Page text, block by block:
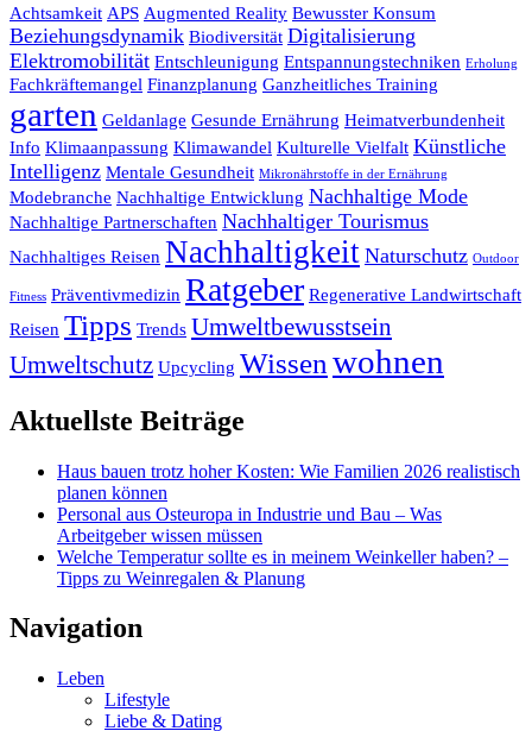
Achtsamkeit APS Augmented Reality Bewusster Konsum
Beziehungsdynamik Biodiversität Digitalisierung
Elektromobilität Entschleunigung Entspannungstechniken Erholung
Fachkräftemangel Finanzplanung Ganzheitliches Training
garten Geldanlage Gesunde Ernährung Heimatverbundenheit
Info Klimaanpassung Klimawandel Kulturelle Vielfalt Künstliche
Intelligenz Mentale Gesundheit Mikronährstoffe in der Ernährung
Modebranche Nachhaltige Entwicklung Nachhaltige Mode
Nachhaltige Partnerschaften Nachhaltiger Tourismus
Nachhaltiges Reisen Nachhaltigkeit Naturschutz Outdoor
Fitness Präventivmedizin Ratgeber Regenerative Landwirtschaft
Reisen Tipps Trends Umweltbewusstsein
Umweltschutz Upcycling Wissen wohnen
Aktuellste Beiträge
Haus bauen trotz hoher Kosten: Wie Familien 2026 realistisch
planen können
Personal aus Osteuropa in Industrie und Bau – Was
Arbeitgeber wissen müssen
Welche Temperatur sollte es in meinem Weinkeller haben? –
Tipps zu Weinregalen & Planung
Navigation
Leben
Lifestyle
Liebe & Dating